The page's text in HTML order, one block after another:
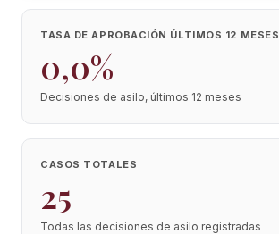
TASA DE APROBACIÓN ÚLTIMOS 12 MESES
0,0%
Decisiones de asilo, últimos 12 meses
CASOS TOTALES
25
Todas las decisiones de asilo registradas